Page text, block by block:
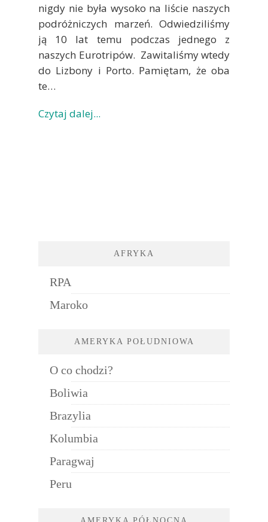
nigdy nie była wysoko na liście naszych
podróżniczych marzeń. Odwiedziliśmy
ją 10 lat temu podczas jednego z
naszych Eurotripów. Zawitaliśmy wtedy
do Lizbony i Porto. Pamiętam, że oba
te…
Czytaj dalej...
AFRYKA
RPA
Maroko
AMERYKA POŁUDNIOWA
O co chodzi?
Boliwia
Brazylia
Kolumbia
Paragwaj
Peru